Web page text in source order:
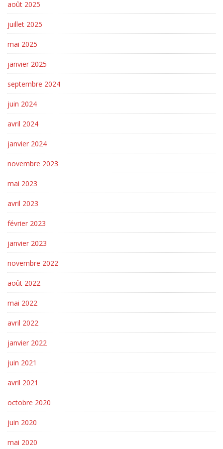
août 2025
juillet 2025
mai 2025
janvier 2025
septembre 2024
juin 2024
avril 2024
janvier 2024
novembre 2023
mai 2023
avril 2023
février 2023
janvier 2023
novembre 2022
août 2022
mai 2022
avril 2022
janvier 2022
juin 2021
avril 2021
octobre 2020
juin 2020
mai 2020